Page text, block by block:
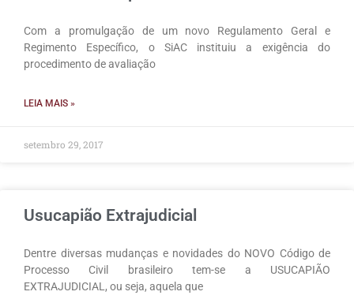
Com a promulgação de um novo Regulamento Geral e
Regimento Específico, o SiAC instituiu a exigência do
procedimento de avaliação
LEIA MAIS »
setembro 29, 2017
Usucapião Extrajudicial
Dentre diversas mudanças e novidades do NOVO Código de
Processo Civil brasileiro tem-se a USUCAPIÃO
EXTRAJUDICIAL, ou seja, aquela que